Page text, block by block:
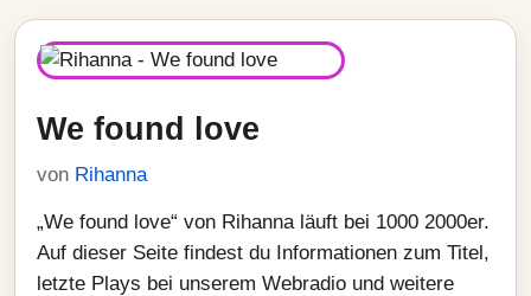
We found love
von Rihanna
„We found love“ von Rihanna läuft bei 1000 2000er.
Auf dieser Seite findest du Informationen zum Titel,
letzte Plays bei unserem Webradio und weitere